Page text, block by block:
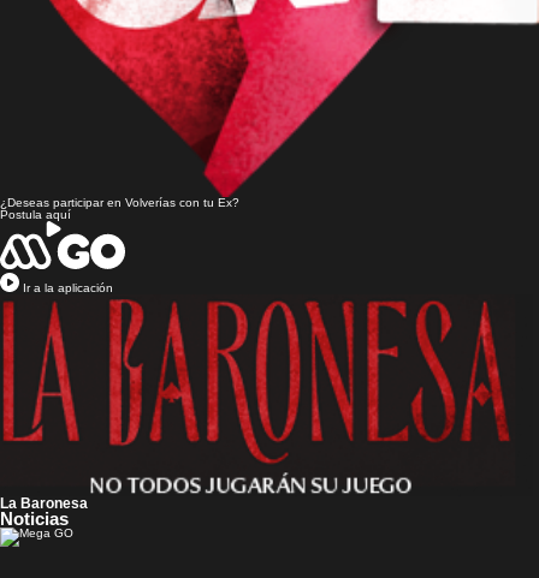
¿Deseas participar en Volverías con tu Ex?
Postula aquí
Ir a la aplicación
La Baronesa
Noticias